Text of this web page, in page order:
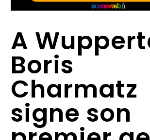
A
Boris
Charmatz
signe son